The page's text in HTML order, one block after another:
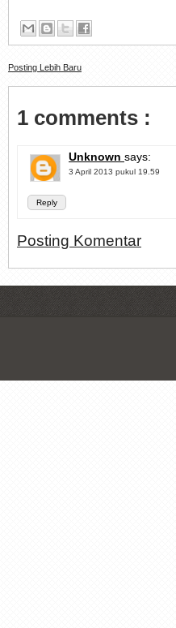
Posting Lebih Baru
1 comments :
Unknown says:
3 April 2013 pukul 19.59
Reply
Posting Komentar